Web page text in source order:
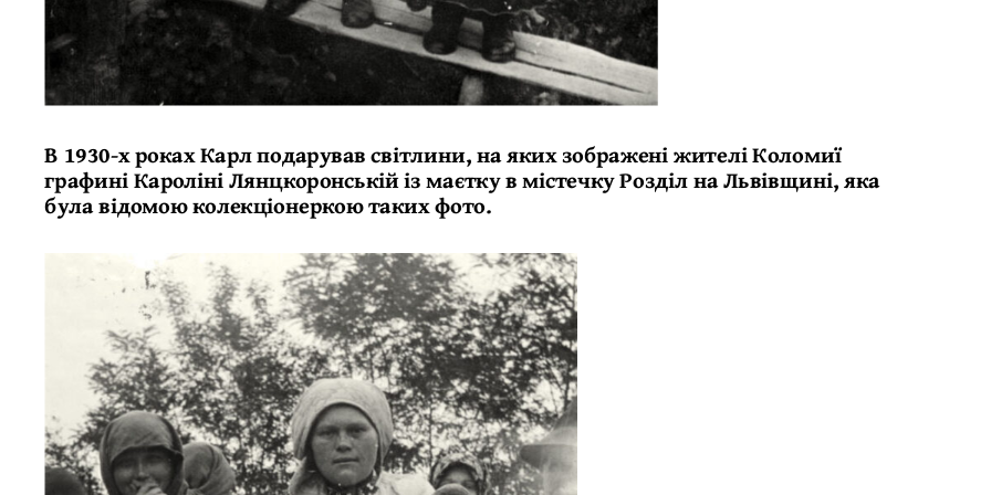
В 1930-х роках Карл подарував світлини, на яких зображені жителі Коломиї
графині Кароліні Лянцкоронській із маєтку в містечку Розділ на Львівщині, яка
була відомою колекціонеркою таких фото.